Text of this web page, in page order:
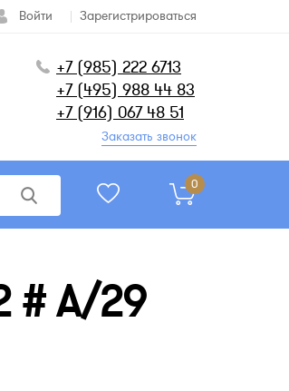
Зарегистрироваться
Войти
+7 (985) 222 6713
+7 (495) 988 44 83
+7 (916) 067 48 51
Заказать звонок
0
# A/29